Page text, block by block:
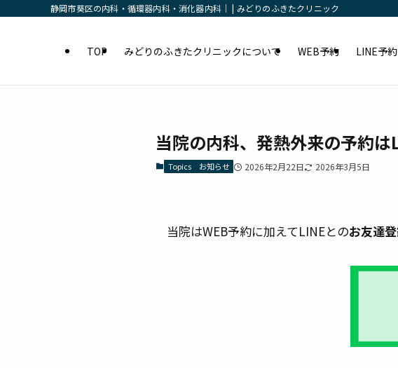
静岡市葵区の内科・循環器内科・消化器内科｜ | みどりのふきたクリニック
TOP みどりのふきたクリニックについて WEB予約 LINE予
当院の内科、発熱外来の予約は
Topics お知らせ 2026年2月22日 2026年3月5日
当院はWEB予約に加えてLINEとのお友達